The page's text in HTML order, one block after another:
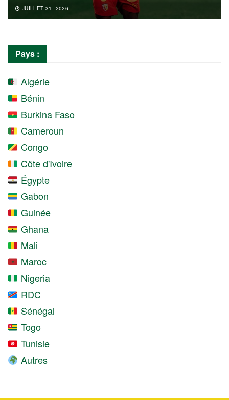
JUILLET 31, 2026
Pays :
Algérie
Bénin
Burkina Faso
Cameroun
Congo
Côte d'Ivoire
Égypte
Gabon
Guinée
Ghana
Mali
Maroc
Nigeria
RDC
Sénégal
Togo
Tunisie
Autres